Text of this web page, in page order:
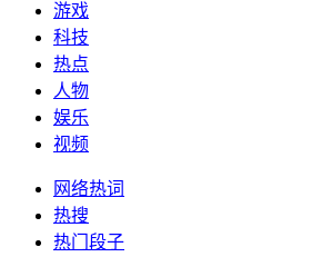
游戏
科技
热点
人物
娱乐
视频
网络热词
热搜
热门段子